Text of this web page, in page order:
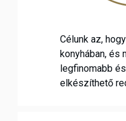
Célunk az,
konyhában, és
legfinomabb
elkészíthető